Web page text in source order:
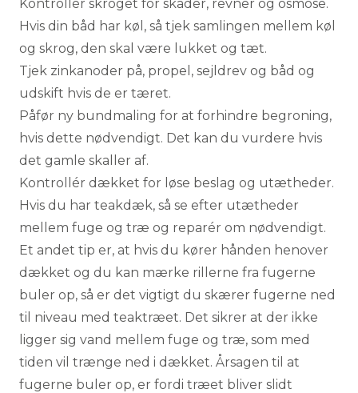
Kontrollér skroget for skader, revner og osmose.
Hvis din båd har køl, så tjek samlingen mellem køl
og skrog, den skal være lukket og tæt.
Tjek zinkanoder på, propel, sejldrev og båd og
udskift hvis de er tæret.
Påfør ny bundmaling for at forhindre begroning,
hvis dette nødvendigt. Det kan du vurdere hvis
det gamle skaller af.
Kontrollér dækket for løse beslag og utætheder.
Hvis du har teakdæk, så se efter utætheder
mellem fuge og træ og reparér om nødvendigt.
Et andet tip er, at hvis du kører hånden henover
dækket og du kan mærke rillerne fra fugerne
buler op, så er det vigtigt du skærer fugerne ned
til niveau med teaktræet. Det sikrer at der ikke
ligger sig vand mellem fuge og træ, som med
tiden vil trænge ned i dækket. Årsagen til at
fugerne buler op, er fordi træet bliver slidt